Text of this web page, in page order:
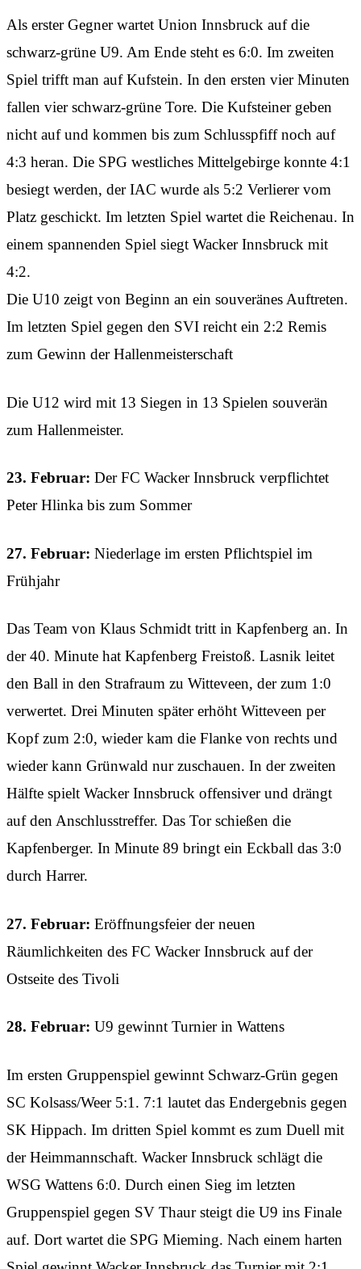
Als erster Gegner wartet Union Innsbruck auf die
schwarz-grüne U9. Am Ende steht es 6:0. Im zweiten
Spiel trifft man auf Kufstein. In den ersten vier Minuten
fallen vier schwarz-grüne Tore. Die Kufsteiner geben
nicht auf und kommen bis zum Schlusspfiff noch auf
4:3 heran. Die SPG westliches Mittelgebirge konnte 4:1
besiegt werden, der IAC wurde als 5:2 Verlierer vom
Platz geschickt. Im letzten Spiel wartet die Reichenau. In
einem spannenden Spiel siegt Wacker Innsbruck mit
4:2.
Die U10 zeigt von Beginn an ein souveränes Auftreten.
Im letzten Spiel gegen den SVI reicht ein 2:2 Remis
zum Gewinn der Hallenmeisterschaft
Die U12 wird mit 13 Siegen in 13 Spielen souverän
zum Hallenmeister.
23. Februar: Der FC Wacker Innsbruck verpflichtet
Peter Hlinka bis zum Sommer
27. Februar: Niederlage im ersten Pflichtspiel im
Frühjahr
Das Team von Klaus Schmidt tritt in Kapfenberg an. In
der 40. Minute hat Kapfenberg Freistoß. Lasnik leitet
den Ball in den Strafraum zu Witteveen, der zum 1:0
verwertet. Drei Minuten später erhöht Witteveen per
Kopf zum 2:0, wieder kam die Flanke von rechts und
wieder kann Grünwald nur zuschauen. In der zweiten
Hälfte spielt Wacker Innsbruck offensiver und drängt
auf den Anschlusstreffer. Das Tor schießen die
Kapfenberger. In Minute 89 bringt ein Eckball das 3:0
durch Harrer.
27. Februar: Eröffnungsfeier der neuen
Räumlichkeiten des FC Wacker Innsbruck auf der
Ostseite des Tivoli
28. Februar: U9 gewinnt Turnier in Wattens
Im ersten Gruppenspiel gewinnt Schwarz-Grün gegen
SC Kolsass/Weer 5:1. 7:1 lautet das Endergebnis gegen
SK Hippach. Im dritten Spiel kommt es zum Duell mit
der Heimmannschaft. Wacker Innsbruck schlägt die
WSG Wattens 6:0. Durch einen Sieg im letzten
Gruppenspiel gegen SV Thaur steigt die U9 ins Finale
auf. Dort wartet die SPG Mieming. Nach einem harten